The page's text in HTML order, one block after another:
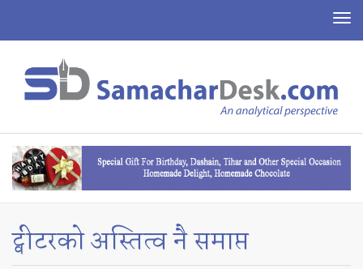
ट्वीटरको अस्तित्व नै समाप्त